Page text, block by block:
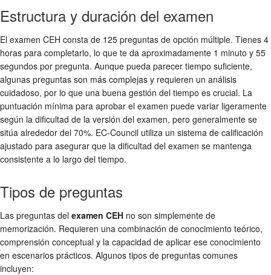
Estructura y duración del examen
El examen CEH consta de 125 preguntas de opción múltiple. Tienes 4
horas para completarlo, lo que te da aproximadamente 1 minuto y 55
segundos por pregunta. Aunque pueda parecer tiempo suficiente,
algunas preguntas son más complejas y requieren un análisis
cuidadoso, por lo que una buena gestión del tiempo es crucial. La
puntuación mínima para aprobar el examen puede variar ligeramente
según la dificultad de la versión del examen, pero generalmente se
sitúa alrededor del 70%. EC-Council utiliza un sistema de calificación
ajustado para asegurar que la dificultad del examen se mantenga
consistente a lo largo del tiempo.
Tipos de preguntas
Las preguntas del examen CEH no son simplemente de
memorización. Requieren una combinación de conocimiento teórico,
comprensión conceptual y la capacidad de aplicar ese conocimiento
en escenarios prácticos. Algunos tipos de preguntas comunes
incluyen: